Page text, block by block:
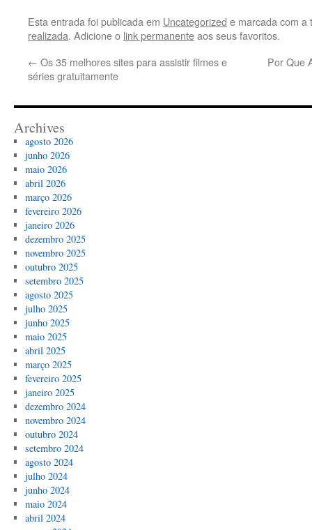
Esta entrada foi publicada em Uncategorized e marcada com
realizada. Adicione o link permanenteaos seus favoritos.
← Os 35 melhores sites para assistir filmes e
séries gratuitamente
Por Que
Archives
agosto 2026
junho 2026
maio 2026
abril 2026
março 2026
fevereiro 2026
janeiro 2026
dezembro 2025
novembro 2025
outubro 2025
setembro 2025
agosto 2025
julho 2025
junho 2025
maio 2025
abril 2025
março 2025
fevereiro 2025
janeiro 2025
dezembro 2024
novembro 2024
outubro 2024
setembro 2024
agosto 2024
julho 2024
junho 2024
maio 2024
abril 2024